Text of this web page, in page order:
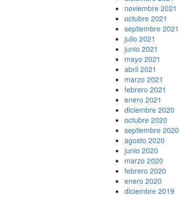
noviembre 2021
octubre 2021
septiembre 2021
julio 2021
junio 2021
mayo 2021
abril 2021
marzo 2021
febrero 2021
enero 2021
diciembre 2020
octubre 2020
septiembre 2020
agosto 2020
junio 2020
marzo 2020
febrero 2020
enero 2020
diciembre 2019